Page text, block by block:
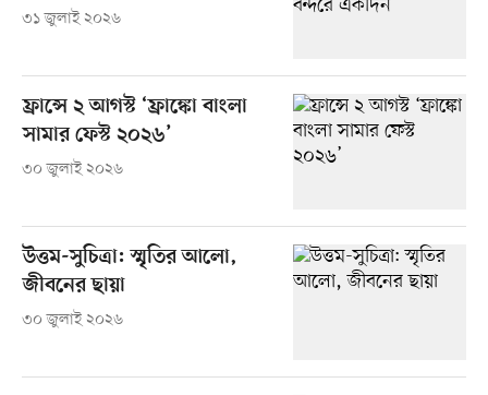
৩১ জুলাই ২০২৬
ফ্রান্সে ২ আগস্ট ‘ফ্রাঙ্কো বাংলা
সামার ফেস্ট ২০২৬’
৩০ জুলাই ২০২৬
উত্তম-সুচিত্রা: স্মৃতির আলো,
জীবনের ছায়া
৩০ জুলাই ২০২৬